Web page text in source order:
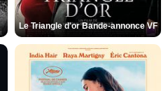
Le Triangle d'or Bande-annonce VF